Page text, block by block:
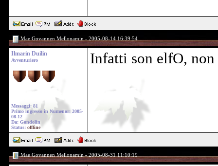
Mae Govannen Mellonamin - 2005-08-14 16:39:54
Ilmarin Duilin
Avventuriero
Messaggi: 81
Primo ingresso in Numenor: 2005-
08-12
Da: Gondolin
Status: offline
Infatti son elfO,
Mae Govannen Mellonamin - 2005-08-31 11:10:19